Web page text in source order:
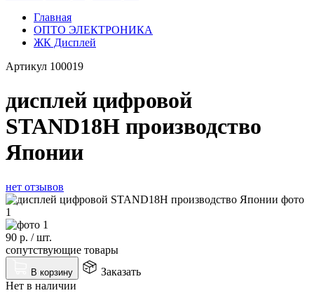
Главная
ОПТО ЭЛЕКТРОНИКА
ЖК Дисплей
Артикул 100019
дисплей цифровой
STAND18H производство
Японии
нет отзывов
90 р. /шт.
сопутствующие товары
В корзину
Заказать
Нет в наличии